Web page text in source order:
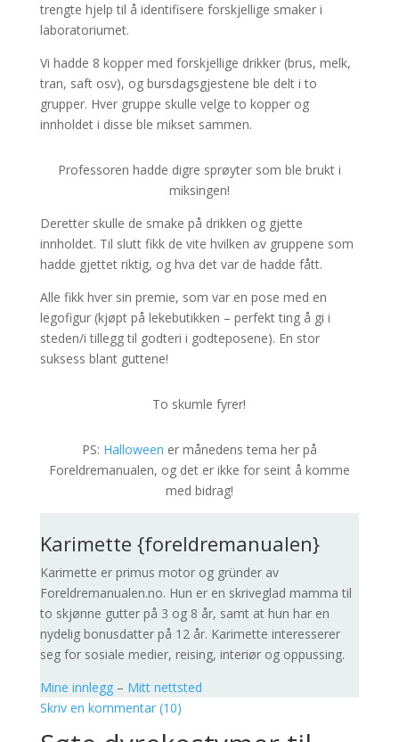
trengte hjelp til å identifisere forskjellige smaker i
laboratoriumet.
Vi hadde 8 kopper med forskjellige drikker (brus, melk,
tran, saft osv), og bursdagsgjestene ble delt i to
grupper. Hver gruppe skulle velge to kopper og
innholdet i disse ble mikset sammen.
Professoren hadde digre sprøyter som ble brukt i
miksingen!
Deretter skulle de smake på drikken og gjette
innholdet. Til slutt fikk de vite hvilken av gruppene som
hadde gjettet riktig, og hva det var de hadde fått.
Alle fikk hver sin premie, som var en pose med en
legofigur (kjøpt på lekebutikken – perfekt ting å gi i
steden/i tillegg til godteri i godteposene). En stor
suksess blant guttene!
To skumle fyrer!
PS: Halloween er månedens tema her på
Foreldremanualen, og det er ikke for seint å komme
med bidrag!
Karimette {foreldremanualen}
Karimette er primus motor og gründer av
Foreldremanualen.no. Hun er en skriveglad mamma til
to skjønne gutter på 3 og 8 år, samt at hun har en
nydelig bonusdatter på 12 år. Karimette interesserer
seg for sosiale medier, reising, interiør og oppussing.
Mine innlegg– Mitt nettsted
Skriv en kommentar (10)